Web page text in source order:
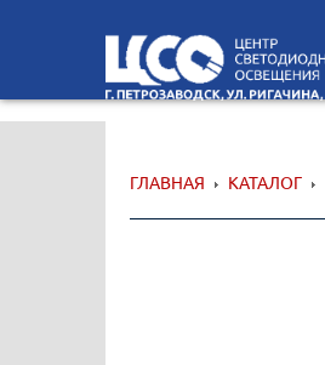
ГЛАВНАЯ КАТАЛОГ